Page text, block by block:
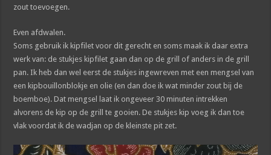
zout toevoegen.
Even afdwalen.
Soms gebruik ik kipfilet voor dit gerecht en soms maak ik daar extra
werk van: de stukjes kipfilet gaan dan op de grill of anders in de grill
pan. Ik heb dan wel eerst de stukjes ingewreven met een mengsel van
een kipbouillonblokje en olie (en dan doe ik wat minder zout bij de
boemboe). Dat mengsel laat ik ongeveer 30 minuten intrekken
alvorens de kip op de grill te gooien. De stukjes kip voeg ik dan toe
vlak voordat ik de wadjan op de kleinste pit zet.